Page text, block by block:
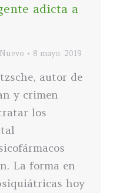
adicta a
8 mayo, 2019
autor de
y crimen
los
La forma en
hoy